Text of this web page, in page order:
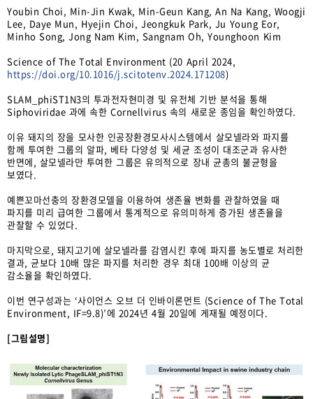
Youbin Choi, Min-Jin Kwak, Min-Geun Kang, An Na Kang, Woogji
Lee, Daye Mun, Hyejin Choi, Jeongkuk Park, Ju Young Eor,
Minho Song, Jong Nam Kim, Sangnam Oh, Younghoon Kim
Science of The Total Environment (20 April 2024,
https://doi.org/10.1016/j.scitotenv.2024.171208)
SLAM_phiST1N3의 투과전자현미경 및 유전체 기반 분석을 통해
Siphoviridae 과에 속한 Cornellvirus 속의 새로운 종임을 확인하였다.
이유 돼지의 장을 모사한 인공장환경모사시스템에서 살모넬라와 파지를
함께 투여한 그룹의 알파, 베타 다양성 및 세균 조성이 대조군과 유사한
반면에, 살모넬라만 투여한 그룹은 유의적으로 장내 균총의 불균형을
보였다.
예쁜꼬마선충의 장환경모델을 이용하여 생존율 변화를 관찰하였을 때
파지를 미리 급여한 그룹에서 통계적으로 유의미하게 증가된 생존율을
관찰할 수 있었다.
마지막으로, 돼지고기에 살모넬라를 감염시킨 후에 파지를 농도별로 처리한
결과, 균보다 10배 많은 파지를 처리한 경우 최대 100배 이상의 균
감소율을 확인하였다.
이번 연구성과는 ‘사이언스 오브 더 인바이론먼트 (Science of The Total
Environment, IF=9.8)’에 2024년 4월 20일에 게재될 예정이다.
[그림설명]